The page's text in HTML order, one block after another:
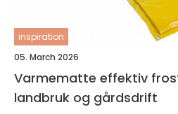
inspiration
05. March 2026
Varmematte effektiv frostbeskyttelse for
landbruk og gårdsdrift